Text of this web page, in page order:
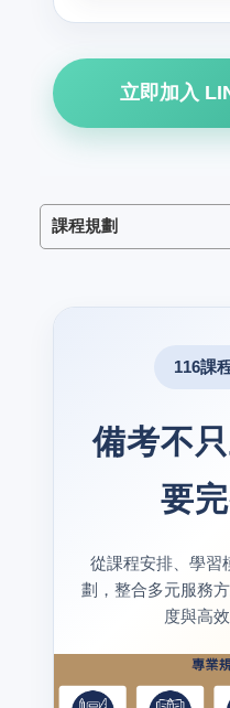
立即加入
課程規劃
116課
備考不
要
從課程安排、學習
劃，整合多元服務
度與高